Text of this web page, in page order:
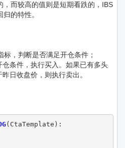
而较高的值则是短期看跌的，IBS
的特性。
标，判断是否满足开仓条件；
条件，执行买入。如果已有多头
日收盘价，则执行卖出。
( CtaTemplate ):